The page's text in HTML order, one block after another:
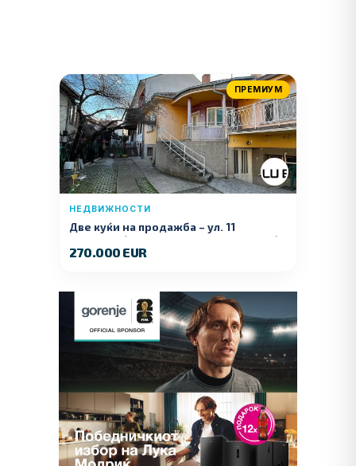
ПРЕМИУМ
НЕДВИЖНОСТИ
Две куќи на продажба – ул. 11
Ноември (Наспроти Селман Туризам)
270.000 EUR